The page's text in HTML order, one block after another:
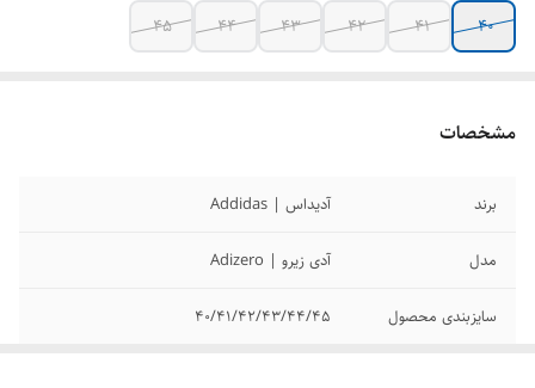
40
41
42
43
44
45
مشخصات
برند آدیداس | Addidas
مدل آدی زیرو | Adizero
سایزبندی محصول 40/41/42/43/44/45